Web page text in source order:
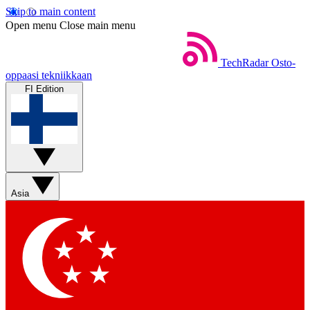
Skip to main content
Open menu Close main menu
TechRadar Osto-
oppaasi tekniikkaan
FI Edition
Asia